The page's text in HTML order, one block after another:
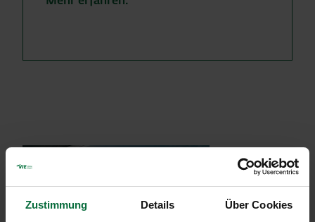
Zustimmung Details Über Cookies